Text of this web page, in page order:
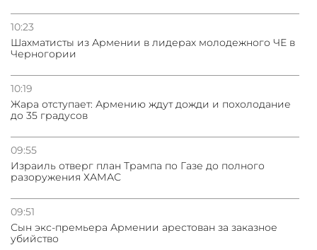
10:23
Шахматисты из Армении в лидерах молодежного ЧЕ в
Черногории
10:19
Жара отступает: Армению ждут дожди и похолодание
до 35 градусов
09:55
Израиль отверг план Трампа по Газе до полного
разоружения ХАМАС
09:51
Сын экс-премьера Армении арестован за заказное
убийство